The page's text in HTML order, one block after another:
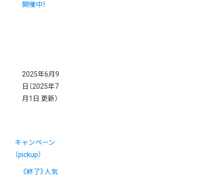
開催中！
2025年6月9
日 （2025年7
月1日 更新）
キャンペーン
（pickup）
《終了》人気